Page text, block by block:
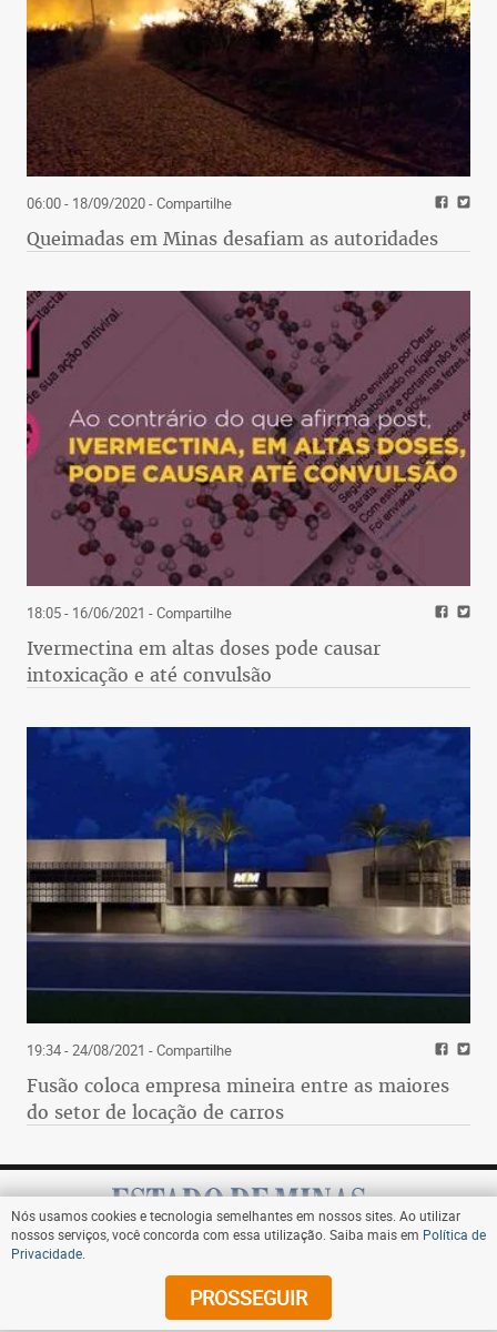
06:00 - 18/09/2020- Compartilhe
Queimadas em Minas desafiam as autoridades
18:05 - 16/06/2021 - Compartilhe
Ivermectina em altas doses pode causar
intoxicação e até convulsão
19:34 - 24/08/2021 - Compartilhe
Fusão coloca empresa mineira entre as maiores
do setor de locação de carros
Assine
Nós usamos cookies e tecnologia semelhantes em nossos sites. Ao utilizar
nossos serviços, você concorda com essa utilização. Saiba mais em Política de
Privacidade
PROSSEGUIR